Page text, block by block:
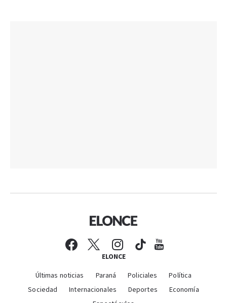
ELONCE
Últimas noticias Paraná Policiales
Política
Sociedad
Internacionales Deportes
Economía